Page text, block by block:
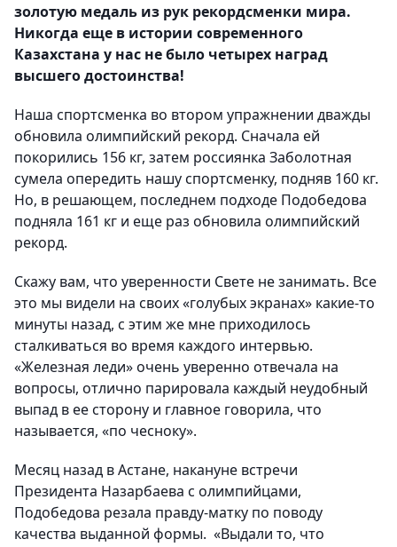
золотую медаль из рук рекордсменки мира.
Никогда еще в истории современного
Казахстана у нас не было четырех наград
высшего достоинства!
Наша спортсменка во втором упражнении дважды
обновила олимпийский рекорд. Сначала ей
покорились 156 кг, затем россиянка Заболотная
сумела опередить нашу спортсменку, подняв 160 кг.
Но, в решающем, последнем подходе Подобедова
подняла 161 кг и еще раз обновила олимпийский
рекорд.
Скажу вам, что уверенности Свете не занимать. Все
это мы видели на своих «голубых экранах» какие-то
минуты назад, с этим же мне приходилось
сталкиваться во время каждого интервью.
«Железная леди» очень уверенно отвечала на
вопросы, отлично парировала каждый неудобный
выпад в ее сторону и главное говорила, что
называется, «по чесноку».
Месяц назад в Астане, накануне встречи
Президента Назарбаева с олимпийцами,
Подобедова резала правду-матку по поводу
качества выданной формы. «Выдали то, что